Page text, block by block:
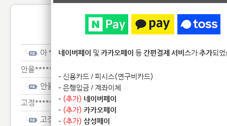
1:1 문
아 *************
안을**********************************
안을**********************************
고정***************************
고정***************************
네이버페이 및 카카오페이 등간편결제 서비스가추가되
- 신용카드 / 피시스(연구비카드)
- 은행입금 / 계좌이체
- (추가) 네이버페이
- (추가) 카카오페이
- (추가) 삼성페이